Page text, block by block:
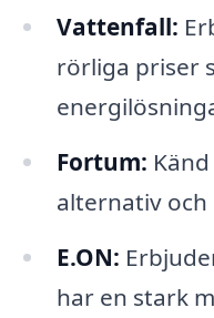
Vattenfall:
rörliga priser
Fortum:
alternativ och
E.ON:
har en stark